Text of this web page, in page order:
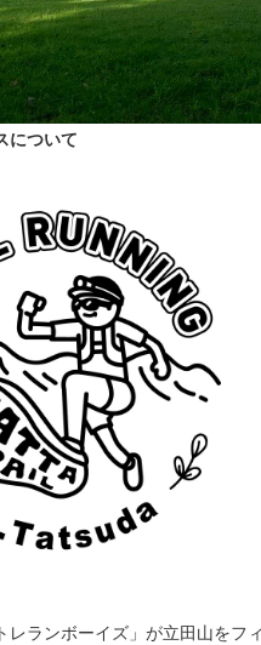
した！
購入できるチャンスです！
（月・祝）まで延長していま
トを盛り上げていただけるサ
ちら▶サポーター応募フォーム
ップ掲載と距離変更およびスタ
コースマップを掲載いたしまし
ましたが、小学生2.5km、中学
走できるよう、キッズ部門の
ご覧ください。
加者について伴走者のお申込
について
レランボーイズ」が立田山をフ